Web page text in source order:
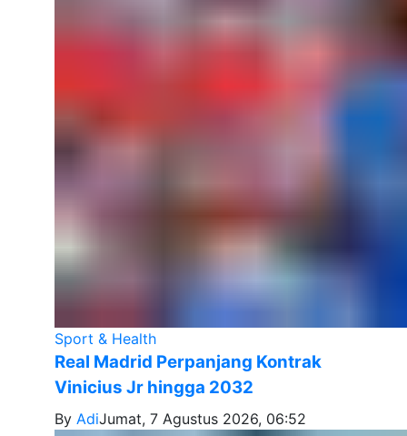
Sport & Health
Real Madrid Perpanjang Kontrak
Vinicius Jr hingga 2032
By AdiJumat, 7 Agustus 2026, 06:52